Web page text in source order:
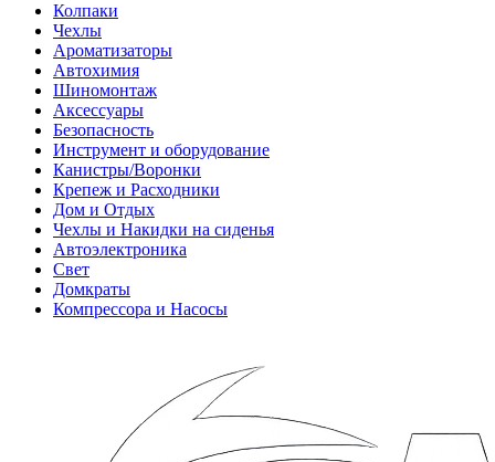
Колпаки
Чехлы
Ароматизаторы
Автохимия
Шиномонтаж
Аксессуары
Безопасность
Инструмент и оборудование
Канистры/Воронки
Крепеж и Расходники
Дом и Отдых
Чехлы и Накидки на сиденья
Автоэлектроника
Свет
Домкраты
Компрессора и Насосы